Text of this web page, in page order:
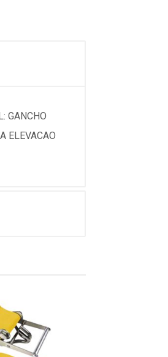
GANCHO
ELEVACAO